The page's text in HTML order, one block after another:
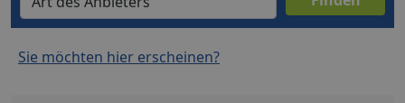
Sie möchten hier erscheinen?